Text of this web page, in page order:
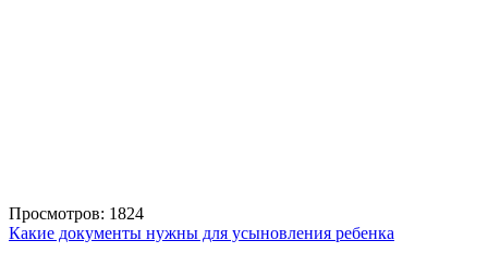
Просмотров: 1824
Какие документы нужны для усыновления ребенка